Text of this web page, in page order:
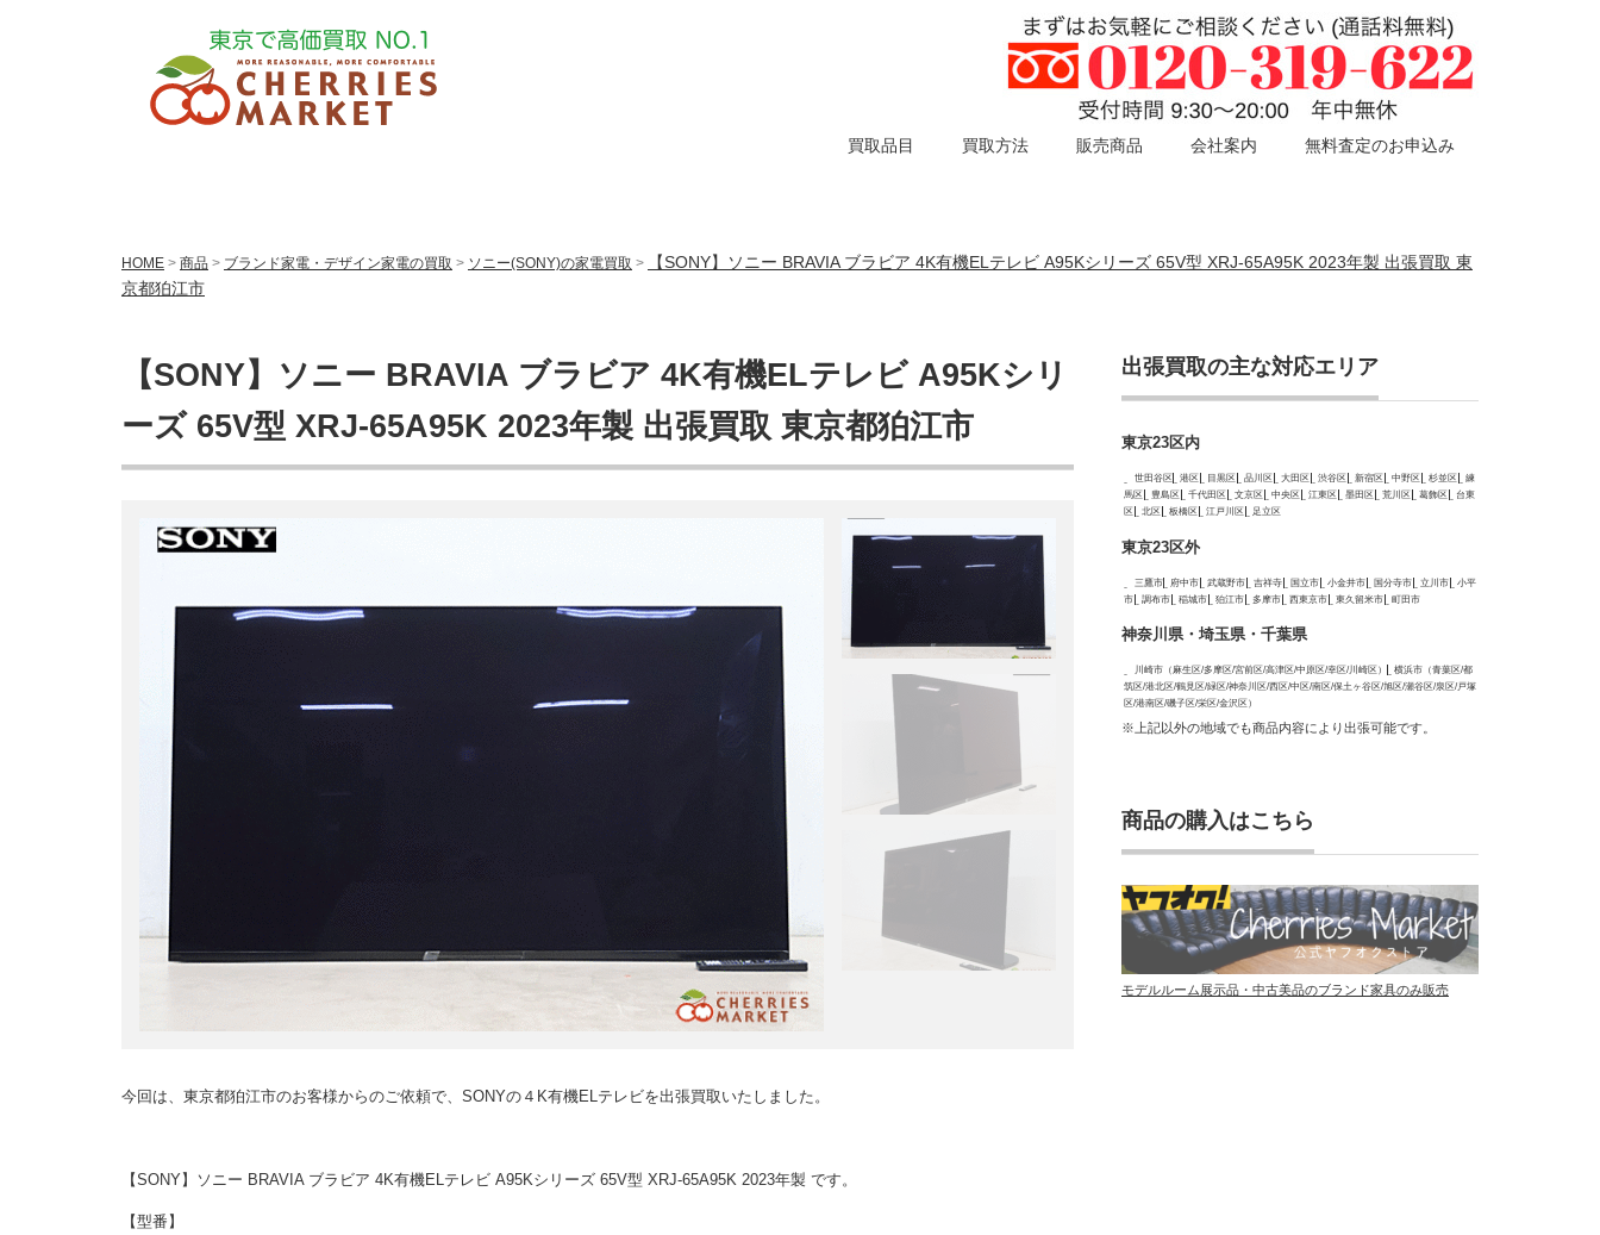
買取品目 買取方法 販売商品 会社案内 無料査定のお申込み
HOME > 商品 > ブランド家電・デザイン家電の買取 > ソニー(SONY)の家電買取 >
【SONY】ソニー BRAVIA ブラビア 4K有機ELテレビ A95Kシリーズ 65V型 XRJ-65A95K 2023年製 出張買取 東
京都狛江市
【SONY】ソニー BRAVIA ブラビア 4K有機ELテレビ A95Kシリ
ーズ 65V型 XRJ-65A95K 2023年製 出張買取 東京都狛江市
今回は、東京都狛江市のお客様からのご依頼で、SONYの４K有機ELテレビを出張買取いたしました。
【SONY】ソニー BRAVIA ブラビア 4K有機ELテレビ A95Kシリーズ 65V型 XRJ-65A95K 2023年製 です。
【型番】
出張買取の主な対応エリア
東京23区内
世田谷区 港区 目黒区 品川区 大田区 渋谷区 新宿区 中野区 杉並区
練
馬区
豊島区 千代田区 文京区 中央区 江東区 墨田区 荒川区 葛飾区
台東
区
北区 板橋区 江戸川区 足立区
東京23区外
三鷹市 府中市 武蔵野市 吉祥寺 国立市 小金井市 国分寺市 立川市
小平
市
調布市 稲城市 狛江市 多摩市 西東京市 東久留米市 町田市
神奈川県・埼玉県・千葉県
川崎市（麻生区/多摩区/宮前区/高津区/中原区/幸区/川崎区）
横浜市（青葉区/都
筑区/港北区/鶴見区/緑区/神奈川区/西区/中区/南区/保土ヶ谷区/旭区/瀬谷区/泉区/戸塚
区/港南区/磯子区/栄区/金沢区）
※上記以外の地域でも商品内容により出張可能です。
商品の購入はこちら
モデルルーム展示品・中古美品のブランド家具のみ販売